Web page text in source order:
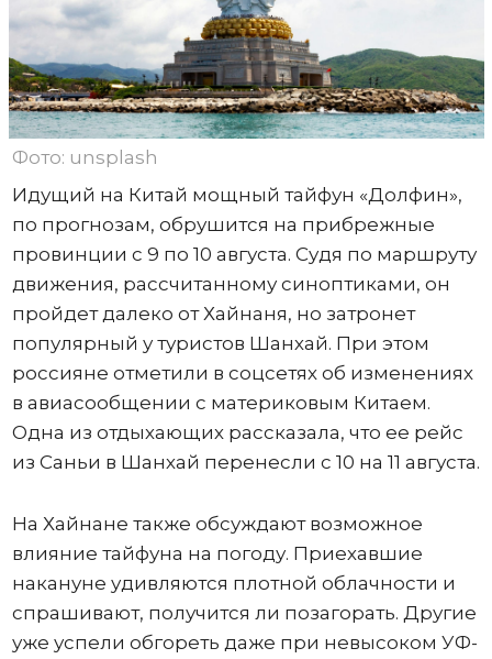
Фото: unsplash
Идущий на Китай мощный тайфун «Долфин»,
по прогнозам, обрушится на прибрежные
провинции с 9 по 10 августа. Судя по маршруту
движения, рассчитанному синоптиками, он
пройдет далеко от Хайнаня, но затронет
популярный у туристов Шанхай. При этом
россияне отметили в соцсетях об изменениях
в авиасообщении с материковым Китаем.
Одна из отдыхающих рассказала, что ее рейс
из Саньи в Шанхай перенесли с 10 на 11 августа.
На Хайнане также обсуждают возможное
влияние тайфуна на погоду. Приехавшие
накануне удивляются плотной облачности и
спрашивают, получится ли позагорать. Другие
уже успели обгореть даже при невысоком УФ-